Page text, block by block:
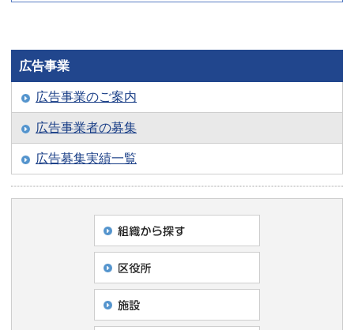
広告事業
広告事業のご案内
広告事業者の募集
広告募集実績一覧